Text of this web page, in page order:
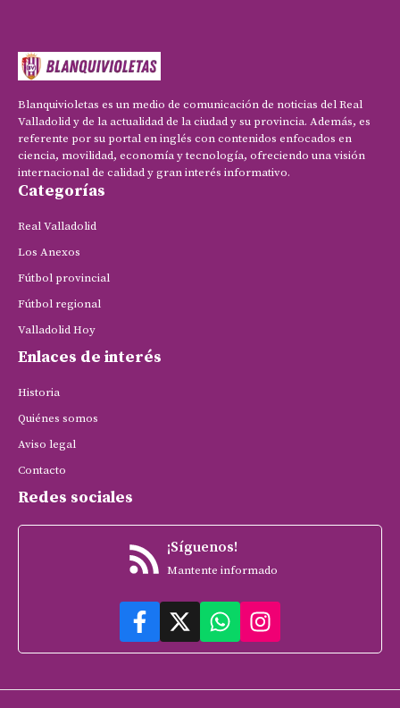
Blanquivioletas es un medio de comunicación de noticias del Real
Valladolid y de la actualidad de la ciudad y su provincia. Además, es
referente por su portal en inglés con contenidos enfocados en
ciencia, movilidad, economía y tecnología, ofreciendo una visión
internacional de calidad y gran interés informativo.
Categorías
Real Valladolid
Los Anexos
Fútbol provincial
Fútbol regional
Valladolid Hoy
Enlaces de interés
Historia
Quiénes somos
Aviso legal
Contacto
Redes sociales
¡Síguenos!
Mantente informado